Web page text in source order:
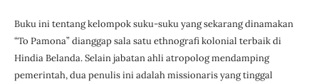
Buku ini tentang kelompok suku-suku yang sekarang dinamakan
“To Pamona” dianggap sala satu ethnografi kolonial terbaik di
Hindia Belanda. Selain jabatan ahli atropolog mendamping
pemerintah, dua penulis ini adalah missionaris yang tinggal